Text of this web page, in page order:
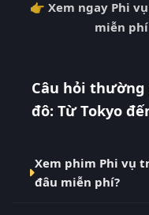
👉 Xem ngay Phi
miễn
Câu hỏi
đô: Từ Tokyo
Xem phim Phi vụ
đâu miễn phí?